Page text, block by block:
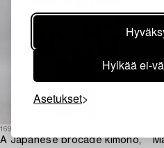
Hylkää ei-
Asetukset
1693410
A Japanese brocade kimono,